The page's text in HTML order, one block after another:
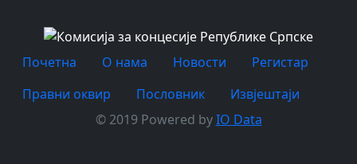
Почетна O нама Новости
Регистар
Правни оквир
Пословник
Извјештаји
© 2019 Powered byIO Data